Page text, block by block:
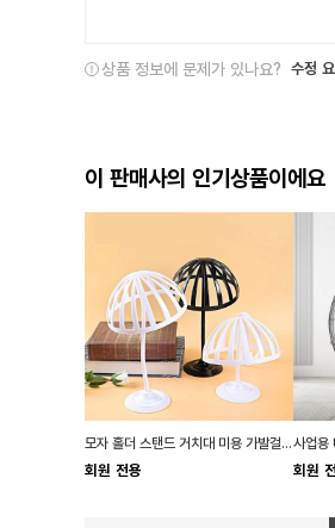
상품 정보에 문제가 있나요? 수정
이 판매사의 인기상품이에요
모자 홀더 스탠드 거치대 미용 가발걸이 진열대
회원 전용 회원